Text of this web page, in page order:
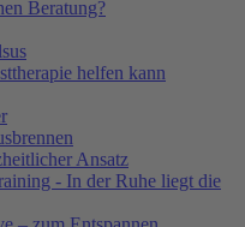
Beratung?
helfen kann
Ansatz
- In der Ruhe liegt die